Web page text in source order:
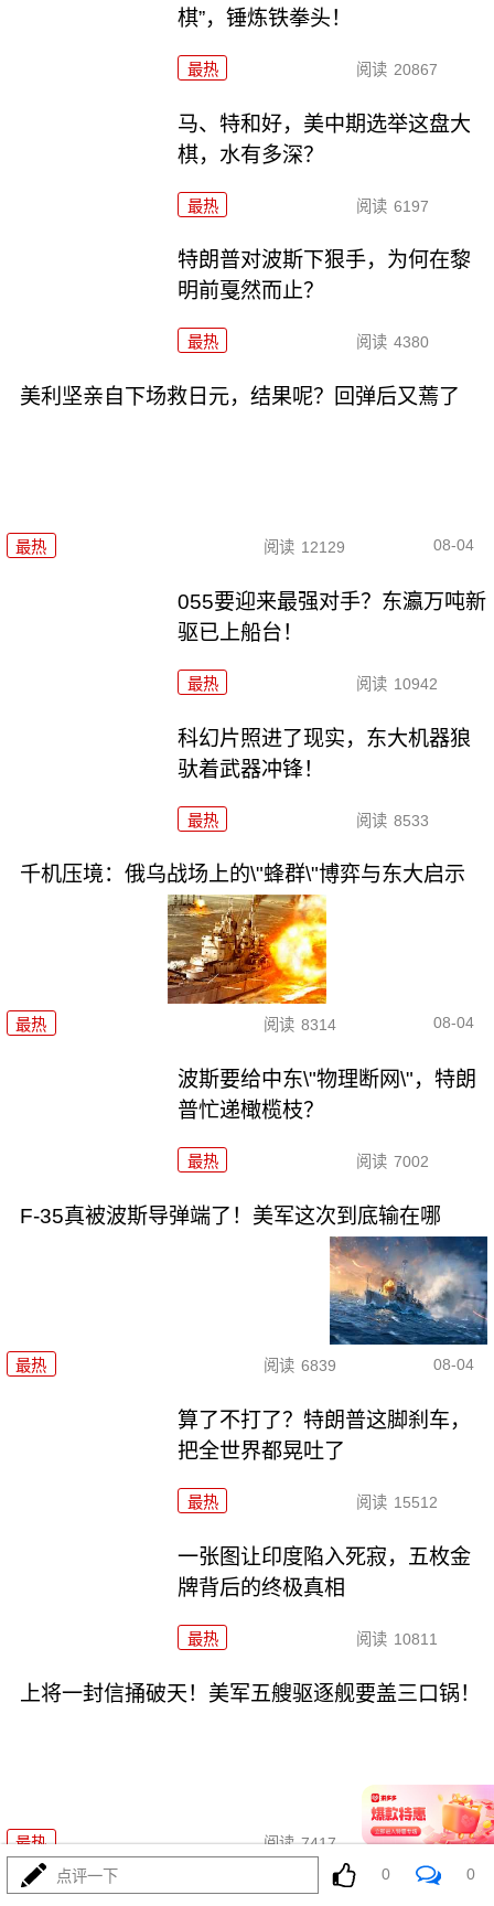
棋”，锤炼铁拳头！
最热 阅读 20867
马、特和好，美中期选举这盘大
棋，水有多深？
最热 阅读 6197
特朗普对波斯下狠手，为何在黎
明前戛然而止？
最热 阅读 4380
美利坚亲自下场救日元，结果呢？回弹后又蔫了
最热 阅读 12129 08-04
055要迎来最强对手？东瀛万吨新
驱已上船台！
最热 阅读 10942
科幻片照进了现实，东大机器狼
驮着武器冲锋！
最热 阅读 8533
千机压境：俄乌战场上的\"蜂群\"博弈与东大启示
最热 阅读 8314 08-04
波斯要给中东\"物理断网\"，特朗
普忙递橄榄枝？
最热 阅读 7002
F-35真被波斯导弹端了！美军这次到底输在哪
最热 阅读 6839 08-04
算了不打了？特朗普这脚刹车，
把全世界都晃吐了
最热 阅读 15512
一张图让印度陷入死寂，五枚金
牌背后的终极真相
最热 阅读 10811
上将一封信捅破天！美军五艘驱逐舰要盖三口锅！
最热 阅读 7417 08-03
特朗普要对伊朗动手？最狠的还没来，最骚的来了
点评一下 0 0